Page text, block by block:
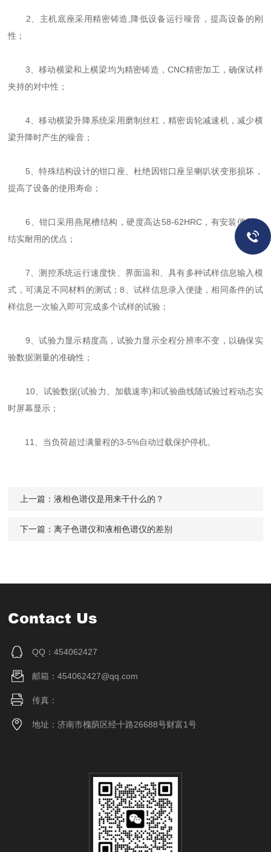
2、主机底座采用精密铸造,降低设备运行噪音，提高设备的刚
性；
3、移动横梁和上横梁均为精密铸造，CNC精密加工，确保试样
夹持的对中性；
4、移动横梁升降系统采用磨制丝杠，精密齿轮减速机，减少横
梁升降时产生的噪音；
5、特殊结构设计的钳口座、杜绝因钳口座呈喇叭状变形损坏，
提高了设备的使用寿命；
6、钳口采用燕尾槽结构，硬度高达58-62HRC，有安装便利、
结实耐用的优点；
7、测控系统运行速度快、界面温和、具有多种试样信息输入模
式，可满足不同材料的测试；8、试样信息录入便捷，相同条件的试
样信息一次输入即可完成多个试样的试验；
9、试验力显示精度高，试验力显示全程分辨率不变，以确保实
验数据测量的准确性；
10、试验数据(试验力、加载速率)和试验曲线随试验过程动态实
时屏幕显示；
11、当负荷超过满量程的3-5%自动过载保护停机。
上一篇：液相色谱仪是用来干什么的？
下一篇：离子色谱仪和液相色谱仪的差别
Contact Us
QQ：454062427
邮箱：454062427@qq.com
传真：
地址：济南市槐荫区经十路26688号财富1号